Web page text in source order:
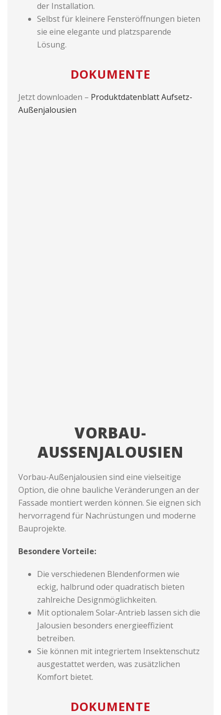
der Installation.
Selbst für kleinere Fensteröffnungen bieten
sie eine elegante und platzsparende
Lösung.
DOKUMENTE
Jetzt downloaden – Produktdatenblatt Aufsetz-
Außenjalousien
VORBAU-
AUSSENJALOUSIEN
Vorbau-Außenjalousien sind eine vielseitige
Option, die ohne bauliche Veränderungen an der
Fassade montiert werden können. Sie eignen sich
hervorragend für Nachrüstungen und moderne
Bauprojekte.
Besondere Vorteile:
Die verschiedenen Blendenformen wie
eckig, halbrund oder quadratisch bieten
zahlreiche Designmöglichkeiten.
Mit optionalem Solar-Antrieb lassen sich die
Jalousien besonders energieeffizient
betreiben.
Sie können mit integriertem Insektenschutz
ausgestattet werden, was zusätzlichen
Komfort bietet.
DOKUMENTE